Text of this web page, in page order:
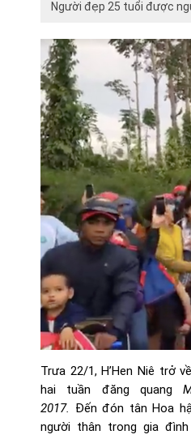
Người đẹp 25 tuổi được
Trưa 22/1, H’Hen Niê trở
hai tuần đăng quang
2017. Đến đón tân Hoa
người thân trong gia